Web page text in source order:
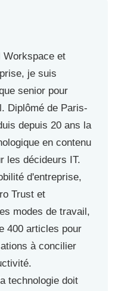
Workspace et
je suis
senior pour
Diplômé de Paris-
depuis 20 ans la
en contenu
les décideurs IT.
d'entreprise,
Trust et
modes de travail,
400 articles pour
à concilier
technologie doit